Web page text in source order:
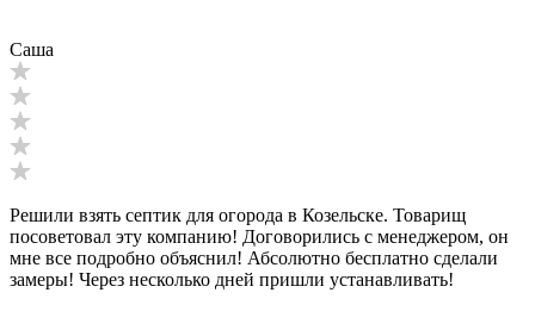
Саша
Решили взять септик для огорода в Козельске. Товарищ
посоветовал эту компанию! Договорились с менеджером, он
мне все подробно объяснил! Абсолютно бесплатно сделали
замеры! Через несколько дней пришли устанавливать!